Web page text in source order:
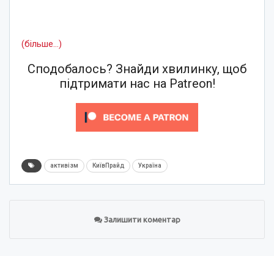
(більше…)
Сподобалось? Знайди хвилинку, щоб
підтримати нас на Patreon!
активізм КиївПрайд Україна
Залишити коментар